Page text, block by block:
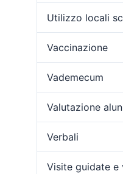
Utilizzo locali
Vaccinazione
Vademecum
Valutazione
Verbali
Visite guidate